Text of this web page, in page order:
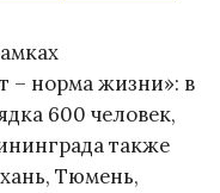
– норма жизни»: в
600 человек,
также
Тюмень,